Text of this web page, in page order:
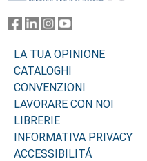
LA TUA OPINIONE
CATALOGHI
CONVENZIONI
LAVORARE CON NOI
LIBRERIE
INFORMATIVA PRIVACY
ACCESSIBILITÁ